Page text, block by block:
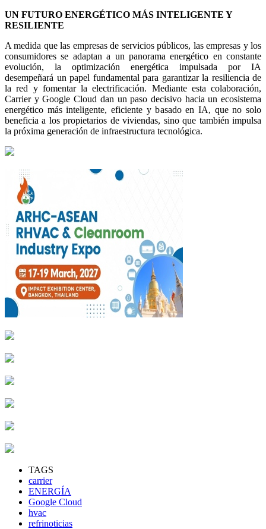
UN FUTURO ENERGÉTICO MÁS INTELIGENTE Y
RESILIENTE
A medida que las empresas de servicios públicos, las empresas y los
consumidores se adaptan a un panorama energético en constante
evolución, la optimización energética impulsada por IA
desempeñará un papel fundamental para garantizar la resiliencia de
la red y fomentar la electrificación. Mediante esta colaboración,
Carrier y Google Cloud dan un paso decisivo hacia un ecosistema
energético más inteligente, eficiente y basado en IA, que no solo
beneficia a los propietarios de viviendas, sino que también impulsa
la próxima generación de infraestructura tecnológica.
TAGS
carrier
ENERGÍA
Google Cloud
hvac
refrinoticias